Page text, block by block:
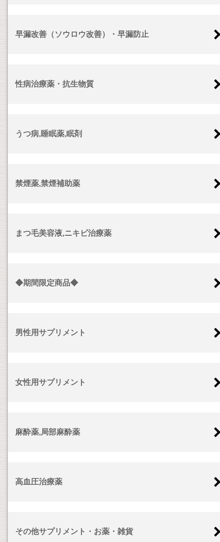
早漏改善（ソウロウ改善）・早漏防止
性病治療薬・抗生物質
うつ病,睡眠薬,眠剤
禁煙薬,禁煙補助薬
まつ毛美容液,ニキビ治療薬
◆期間限定商品◆
男性用サプリメント
女性用サプリメント
麻酔薬,局部麻酔薬
高血圧治療薬
その他サプリメント・お薬・雑貨